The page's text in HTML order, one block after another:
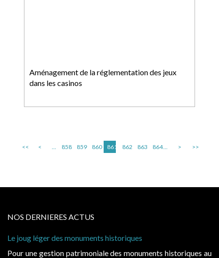
Aménagement de la réglementation des jeux
dans les casinos
<< < ... 858 859 860 861 862 863 864... > >>
NOS DERNIERES ACTUS
Le joug léger des monuments historiques
Pour une gestion patrimoniale des monuments historiques au